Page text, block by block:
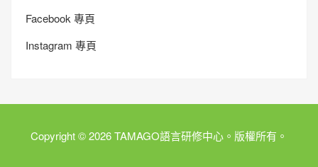
Facebook 專頁
Instagram 專頁
Copyright © 2026 TAMAGO語言研修中心。版權所有。